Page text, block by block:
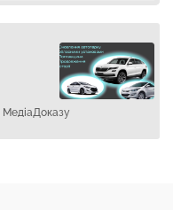
МедіаДоказу